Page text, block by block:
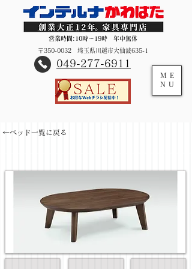
営業時間:10時～19時 年中無休
〒350-0032 埼玉県川越市大仙波635-1
​049-277-6911
ME
NU
←ベッド一覧に戻る